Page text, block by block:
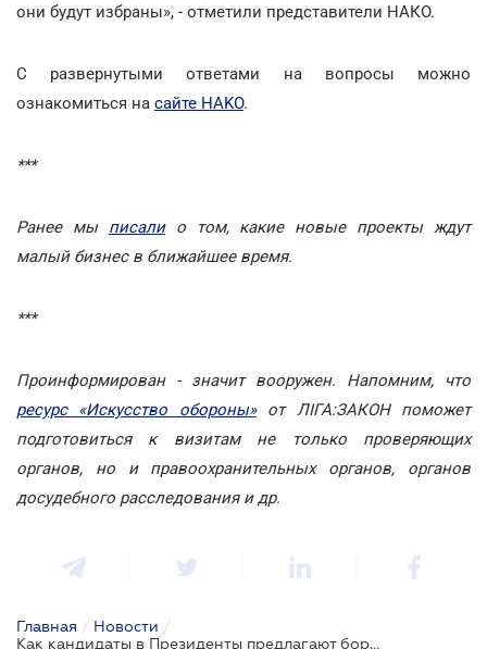
они будут избраны», - отметили представители НАКО.
С развернутыми ответами на вопросы можно
ознакомиться на сайте НAKO.
***
Ранее мы писалио том, какие новые проекты ждут
малый бизнес в ближайшее время.
***
Проинформирован - значит вооружен. Напомним, что
ресурс «Искусство обороны»
от ЛІГА:ЗАКОН поможет
подготовиться к визитам не только проверяющих
органов, но и правоохранительных органов, органов
досудебного расследования и др.
Главная / Новости /
Как кандидаты в Президенты предлагают бороться с коррупцией в секторе обороны